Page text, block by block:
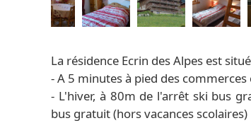
La résidence Ecrin des Alpes est
- A 5 minutes à pied des
- L'hiver, à 80m de l'arrêt ski bus
bus gratuit (hors vacances scolaires)